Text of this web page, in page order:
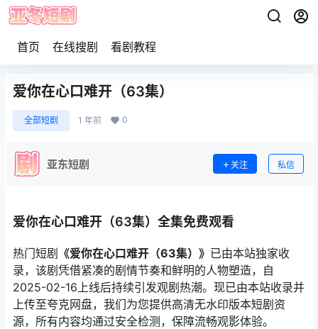
首页 在线搜剧 看剧教程
爱你在心口难开（63集）
全部短剧 1 年前 0
亚东短剧 关注 私信
爱你在心口难开（63集）全集免费观看
热门短剧 《爱你在心口难开（63集）》 已由本站独家收
录，该剧凭借紧凑的剧情节奏和鲜明的人物塑造，自
2025-02-16上线后持续引发观剧热潮。现已由本站收录并
上传至夸克网盘，我们为您提供高清无水印版本短剧资
源，所有内容均通过安全检测，保障流畅观影体验。